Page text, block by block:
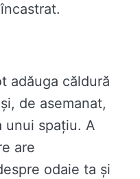
adăuga căldură
de asemanat,
unui spațiu. A
are
odaie ta și